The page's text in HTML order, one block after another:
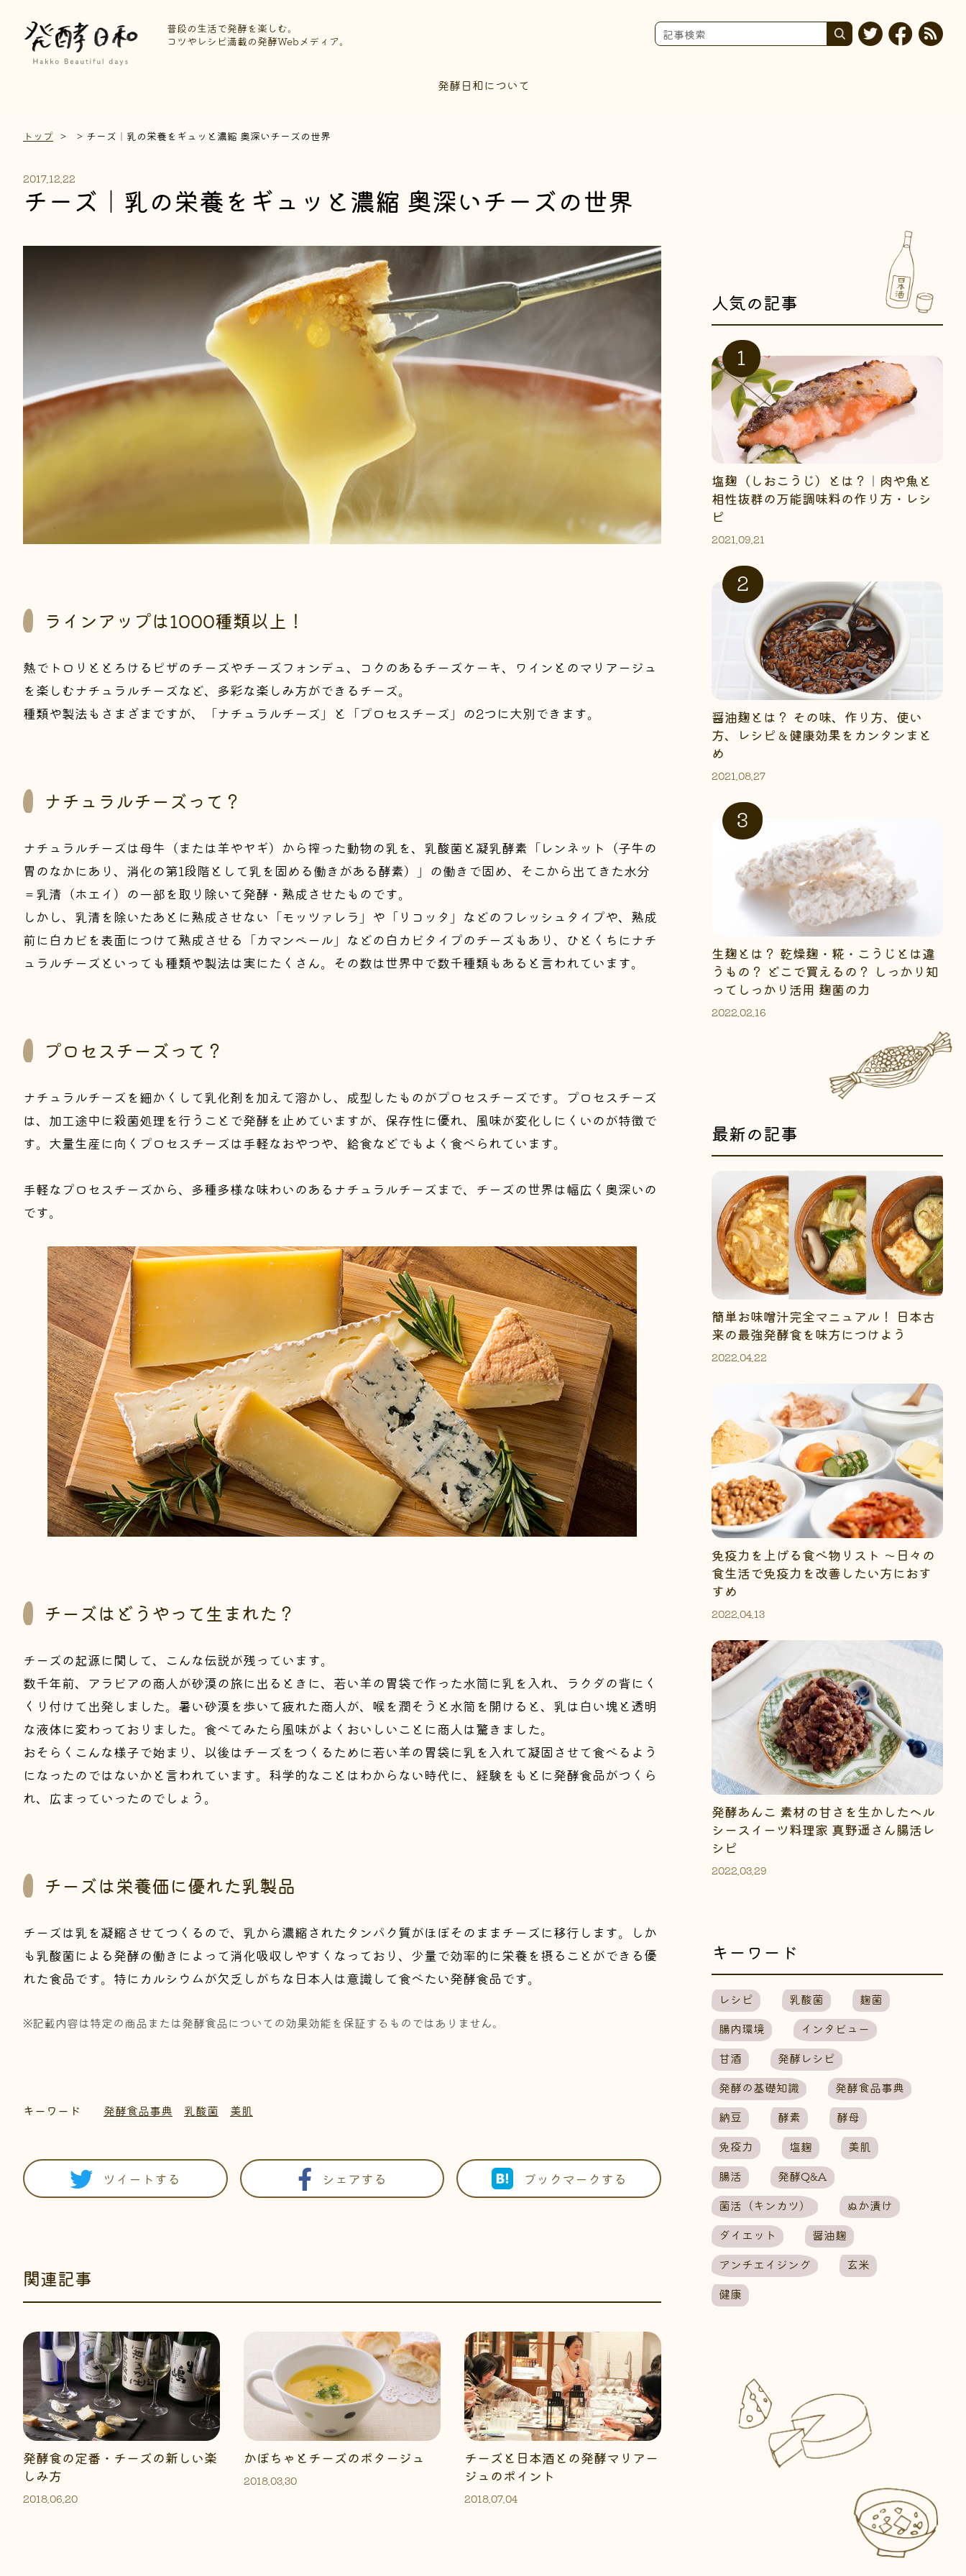
普段の生活で発酵を楽しむ。
コツやレシピ満載の発酵Webメディア。
発酵日和について
トップ チーズ｜乳の栄養をギュッと濃縮 奥深いチーズの世界
2017.12.22
チーズ｜乳の栄養をギュッと濃縮 奥深いチーズの世界
ラインアップは1000種類以上！
熱でトロリととろけるピザのチーズやチーズフォンデュ、コクのあるチーズケーキ、ワインとのマリアージュ
を楽しむナチュラルチーズなど、多彩な楽しみ方ができるチーズ。
種類や製法もさまざまですが、「ナチュラルチーズ」と「プロセスチーズ」の2つに大別できます。
ナチュラルチーズって？
ナチュラルチーズは母牛（または羊やヤギ）から搾った動物の乳を、乳酸菌と凝乳酵素「レンネット（子牛の
胃のなかにあり、消化の第1段階として乳を固める働きがある酵素）」の働きで固め、そこから出てきた水分
＝乳清（ホエイ）の一部を取り除いて発酵・熟成させたものです。
しかし、乳清を除いたあとに熟成させない「モッツァレラ」や「リコッタ」などのフレッシュタイプや、熟成
前に白カビを表面につけて熟成させる「カマンベール」などの白カビタイプのチーズもあり、ひとくちにナチ
ュラルチーズといっても種類や製法は実にたくさん。その数は世界中で数千種類もあると言われています。
プロセスチーズって？
ナチュラルチーズを細かくして乳化剤を加えて溶かし、成型したものがプロセスチーズです。プロセスチーズ
は、加工途中に殺菌処理を行うことで発酵を止めていますが、保存性に優れ、風味が変化しにくいのが特徴で
す。大量生産に向くプロセスチーズは手軽なおやつや、給食などでもよく食べられています。
手軽なプロセスチーズから、多種多様な味わいのあるナチュラルチーズまで、チーズの世界は幅広く奥深いの
です。
チーズはどうやって生まれた？
チーズの起源に関して、こんな伝説が残っています。
数千年前、アラビアの商人が砂漠の旅に出るときに、若い羊の胃袋で作った水筒に乳を入れ、ラクダの背にく
くり付けて出発しました。暑い砂漠を歩いて疲れた商人が、喉を潤そうと水筒を開けると、乳は白い塊と透明
な液体に変わっておりました。食べてみたら風味がよくおいしいことに商人は驚きました。
おそらくこんな様子で始まり、以後はチーズをつくるために若い羊の胃袋に乳を入れて凝固させて食べるよう
になったのではないかと言われています。科学的なことはわからない時代に、経験をもとに発酵食品がつくら
れ、広まっていったのでしょう。
チーズは栄養価に優れた乳製品
チーズは乳を凝縮させてつくるので、乳から濃縮されたタンパク質がほぼそのままチーズに移行します。しか
も乳酸菌による発酵の働きによって消化吸収しやすくなっており、少量で効率的に栄養を摂ることができる優
れた食品です。特にカルシウムが欠乏しがちな日本人は意識して食べたい発酵食品です。
※記載内容は特定の商品または発酵食品についての効果効能を保証するものではありません。
キーワード 発酵食品事典 乳酸菌 美肌
ツイートする シェアする ブックマークする
関連記事
発酵食の定番・チーズの新しい楽
しみ方
2018.06.20
かぼちゃとチーズのポタージュ
2018.03.30
チーズと日本酒との発酵マリアー
ジュのポイント
2018.07.04
人気の記事
塩麹（しおこうじ）とは？｜肉や魚と
相性抜群の万能調味料の作り方・レシ
ピ
2021.09.21
醤油麹とは？ その味、作り方、使い
方、レシピ＆健康効果をカンタンまと
め
2021.08.27
生麹とは？ 乾燥麹・糀・こうじとは違
うもの？ どこで買えるの？ しっかり知
ってしっかり活用 麹菌の力
2022.02.16
最新の記事
簡単お味噌汁完全マニュアル！ 日本古
来の最強発酵食を味方につけよう
2022.04.22
免疫力を上げる食べ物リスト 〜日々の
食生活で免疫力を改善したい方におす
すめ
2022.04.13
発酵あんこ 素材の甘さを生かしたヘル
シースイーツ料理家 真野遥さん腸活レ
シピ
2022.03.29
キーワード
レシピ 乳酸菌
麹菌
腸内環境
インタビュー
甘酒
発酵レシピ
発酵の基礎知識
発酵食品事典
納豆
酵素
酵母
免疫力
塩麹
美肌
腸活
発酵Q&A
菌活（キンカツ）
ぬか漬け
ダイエット
醤油麹
アンチエイジング
玄米
健康